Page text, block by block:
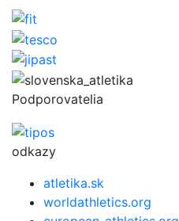
Podporovatelia
odkazy
atletika.sk
worldathletics.org